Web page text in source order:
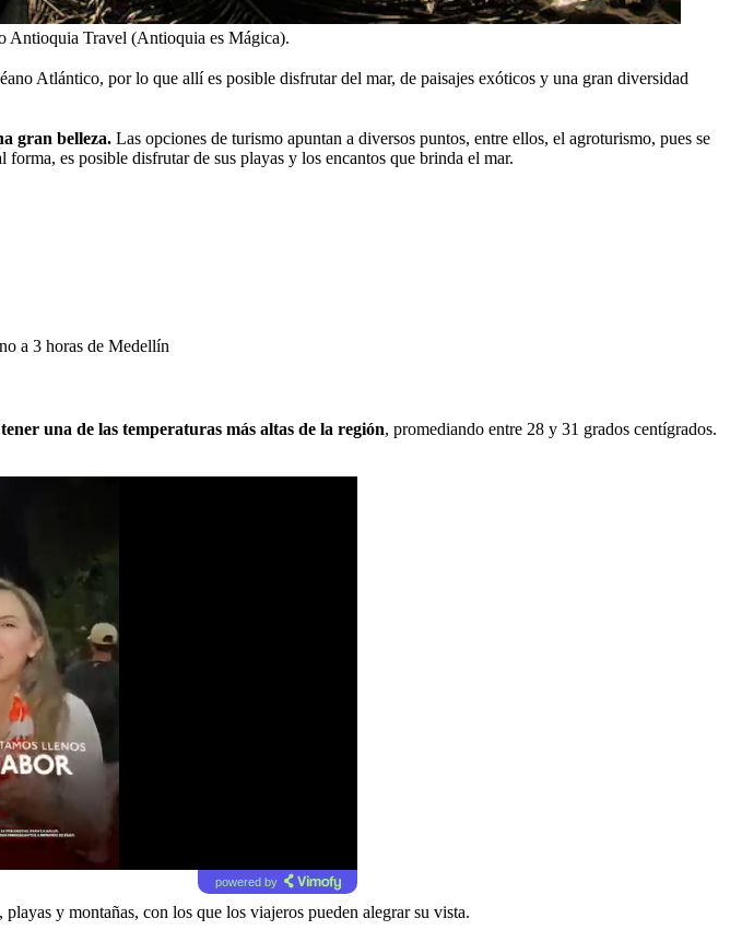
Antioquia Travel (Antioquia es Mágica).
Atlántico, por lo que allí es posible disfrutar del mar, de paisajes exóticos y una gran diversidad
gran belleza. Las opciones de turismo apuntan a diversos puntos, entre ellos, el agroturismo, pues se
es posible disfrutar de sus playas y los encantos que brinda el mar.
a 3 horas de Medellín
una de las temperaturas más altas de la región, promediando entre 28 y 31 grados centígrados.
powered by
y montañas, con los que los viajeros pueden alegrar su vista.